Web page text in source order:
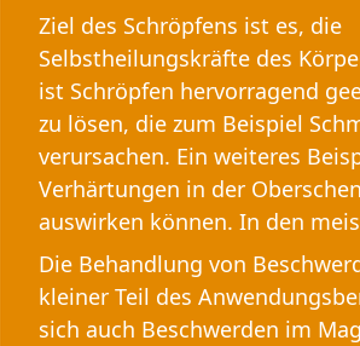
Ziel des Schröpfens ist es, die
Selbstheilungskräfte des
ist Schröpfen hervorragend
zu lösen, die zum Beispiel
verursachen. Ein weiteres
Verhärtungen in der
auswirken können. In den
Die Behandlung von
kleiner Teil des
sich auch Beschwerden im